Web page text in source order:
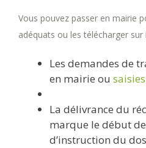
Vous pouvez passer en mairie
adéquats ou les télécharger sur
Les demandes de
en mairie ou
La délivrance du
marque le début
d’instruction du